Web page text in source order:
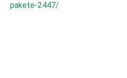
pakete-2447/